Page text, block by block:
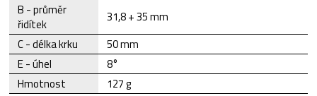
B - průměr
řidítek
31,8 + 35 mm
C - délka krku
50 mm
E - úhel
8°
Hmotnost
127 g